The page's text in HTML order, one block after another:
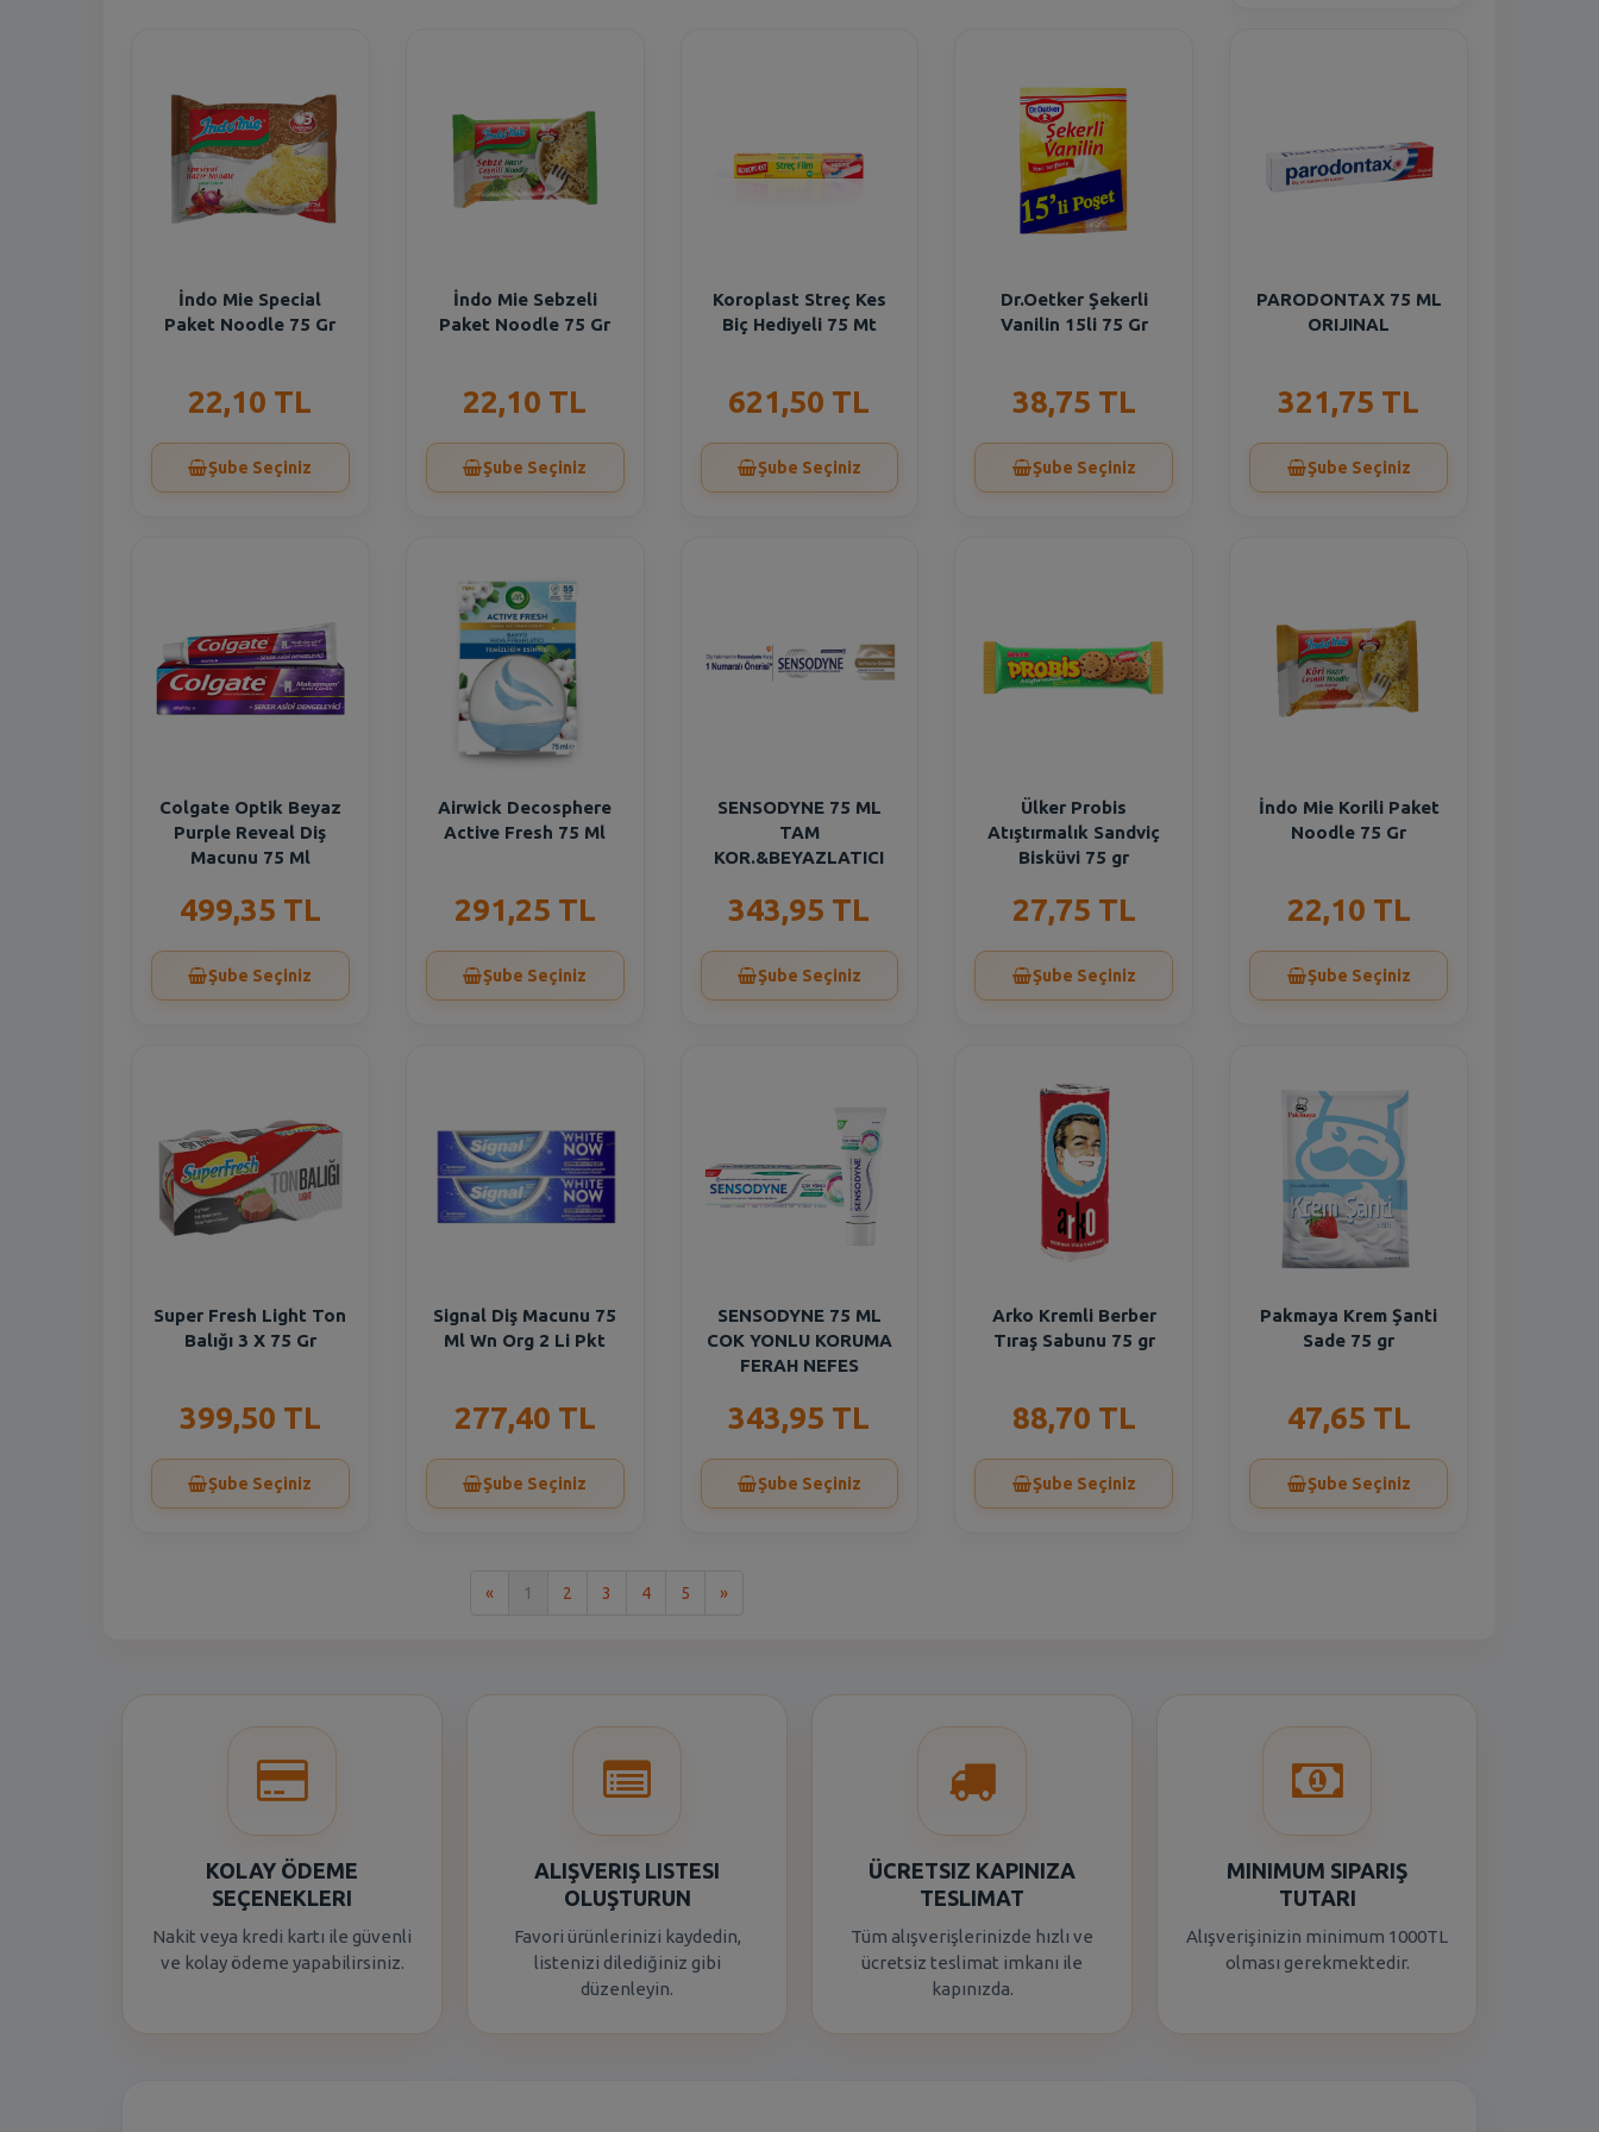
İndo Mie Special
Paket Noodle 75 Gr
22,10 TL
Şube Seçiniz
İndo Mie Sebzeli
Paket Noodle 75 Gr
22,10 TL
Şube Seçiniz
Koroplast Streç Kes
Biç Hediyeli 75 Mt
621,50 TL
Şube Seçiniz
Dr.Oetker Şekerli
Vanilin 15li 75 Gr
38,75 TL
Şube Seçiniz
PARODONTAX 75 ML
ORIJINAL
321,75 TL
Şube Seçiniz
Colgate Optik Beyaz
Purple Reveal Diş
Macunu 75 Ml
499,35 TL
Şube Seçiniz
Airwick Decosphere
Active Fresh 75 Ml
291,25 TL
Şube Seçiniz
SENSODYNE 75 ML
TAM
KOR.&BEYAZLATICI
343,95 TL
Şube Seçiniz
Ülker Probis
Atıştırmalık Sandviç
Bisküvi 75 gr
27,75 TL
Şube Seçiniz
İndo Mie Korili Paket
Noodle 75 Gr
22,10 TL
Şube Seçiniz
Super Fresh Light Ton
Balığı 3 X 75 Gr
399,50 TL
Şube Seçiniz
Signal Diş Macunu 75
Ml Wn Org 2 Li Pkt
277,40 TL
Şube Seçiniz
SENSODYNE 75 ML
COK YONLU KORUMA
FERAH NEFES
343,95 TL
Şube Seçiniz
Arko Kremli Berber
Tıraş Sabunu 75 gr
88,70 TL
Şube Seçiniz
Pakmaya Krem Şanti
Sade 75 gr
47,65 TL
Şube Seçiniz
« 1 2 3 4 5 »Son
KOLAY ÖDEME
SEÇENEKLERI
Nakit veya kredi kartı ile güvenli
ve kolay ödeme yapabilirsiniz.
ALIŞVERIŞ LISTESI
OLUŞTURUN
Favori ürünlerinizi kaydedin,
listenizi dilediğiniz gibi
düzenleyin.
ÜCRETSIZ KAPINIZA
TESLIMAT
Tüm alışverişlerinizde hızlı ve
ücretsiz teslimat imkanı ile
kapınızda.
MINIMUM SIPARIŞ
TUTARI
Alışverişinizin minimum 1000TL
olması gerekmektedir.